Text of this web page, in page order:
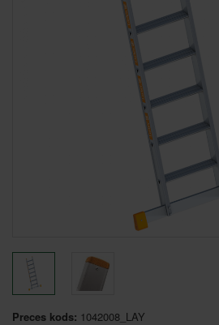
Preces kods: 1042008_LAY